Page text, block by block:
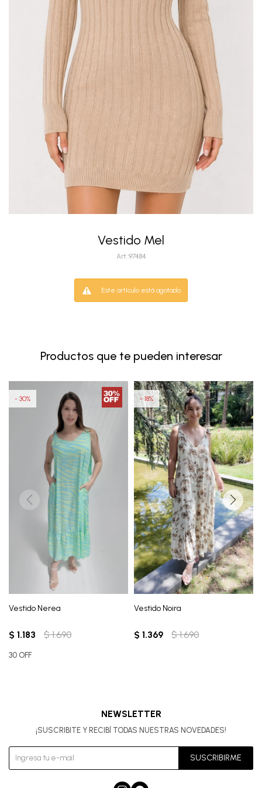
Vestido Mel
97484
Este artículo está agotado.
Productos que te pueden interesar
Vestido Nerea
$ 1.183 $ 1.690
30
30 OFF
Vestido Noira
$ 1.369 $ 1.690
18
NEWSLETTER
¡SUSCRIBITE Y RECIBÍ TODAS NUESTRAS NOVEDADES!
SUSCRIBIRME